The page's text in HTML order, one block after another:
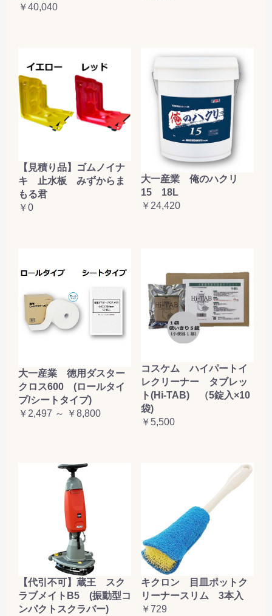
￥40,040
【見積り品】ゴムノイナ
キ 止水板 みずからま
もる君
￥0
大一産業 俺のハクリ
15 18L
￥24,420
大一産業 徳用ダスター
クロス600 (ロールタイ
プ/シートタイプ)
￥2,497 ～ ￥8,800
コスケム ハイパートイ
レクリーナー タブレッ
ト(Hi-TAB) （5錠入×10
袋)
￥5,500
【代引不可】蔵王 スク
ラブメイトB5 (振動型コ
ンパクトスクラバー)
キクロン 目皿ポットク
リーナースリム 3本入
￥729